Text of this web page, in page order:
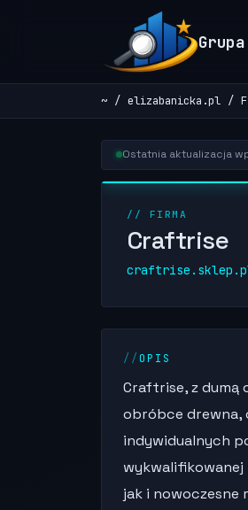
~ elizabanicka.pl
Ostatnia aktualizacja
// FIRMA
Craftrise
OPIS
Craftrise, z dumą
obróbce drewna,
indywidualnych
wykwalifikowanej
jak i nowoczesne